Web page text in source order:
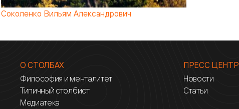
Соколенко Вильям Александрович
О СТОЛБАХ
Философия и менталитет
Типичный столбист
Медиатека
ПРЕСС ЦЕНТР
Новости
Статьи